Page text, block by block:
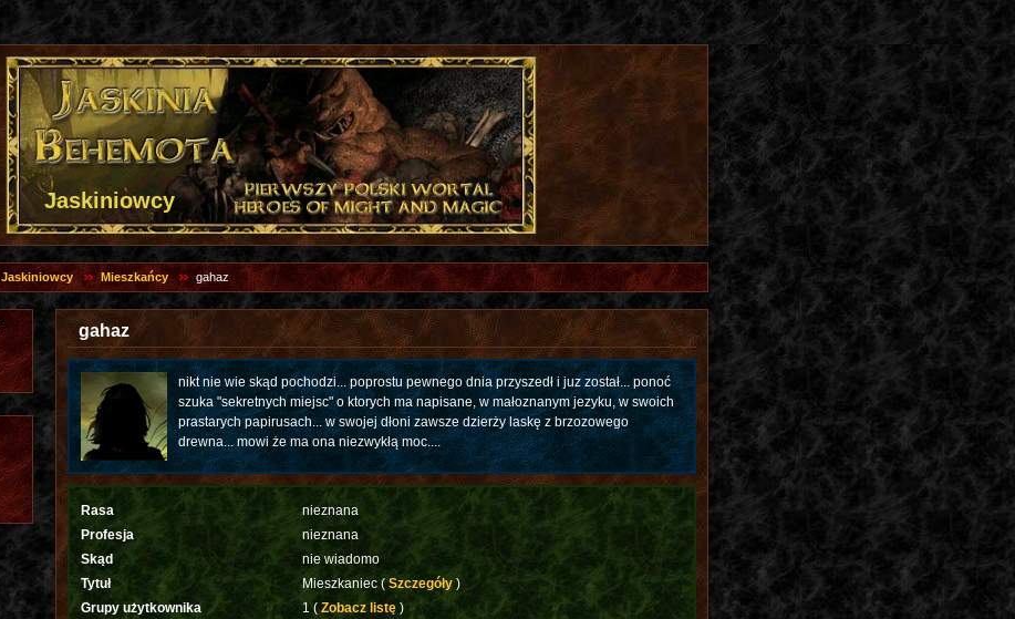
Jaskiniowcy
Jaskiniowcy Mieszkańcy gahaz
gahaz
nikt nie wie skąd pochodzi... poprostu pewnego dnia przyszedł i juz został... ponoć
szuka "sekretnych miejsc" o ktorych ma napisane, w małoznanym jezyku, w swoich
prastarych papirusach... w swojej dłoni zawsze dzierży laskę z brzozowego
drewna... mowi że ma ona niezwykłą moc....
Rasa
nieznana
Profesja
nieznana
Skąd
nie wiadomo
Tytuł
Mieszkaniec ( Szczegóły )
Grupy użytkownika
1 (Zobacz listę )